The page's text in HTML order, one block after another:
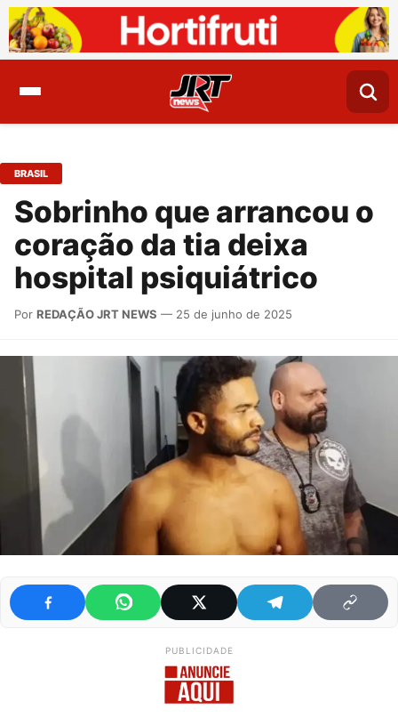
BRASIL
Sobrinho que arrancou o
coração da tia deixa
hospital psiquiátrico
Por REDAÇÃO JRT NEWS — 25 de junho de 2025
PUBLICIDADE